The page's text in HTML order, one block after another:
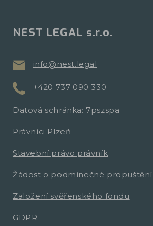
NEST LEGAL s.r.o.
info@nest.legal
+420 737 090 330
Datová schránka: 7pszspa
Právníci Plzeň
Stavební právo právník
Žádost o podmínečné propuštění
Založení svěřenského fondu
GDPR